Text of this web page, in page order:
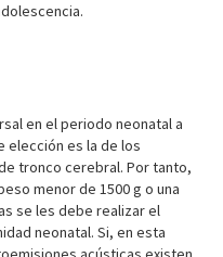
en el periodo neonatal a
elección es la de los
tronco cerebral. Por tanto,
menor de 1500 g o una
se les debe realizar el
neonatal. Si, en esta